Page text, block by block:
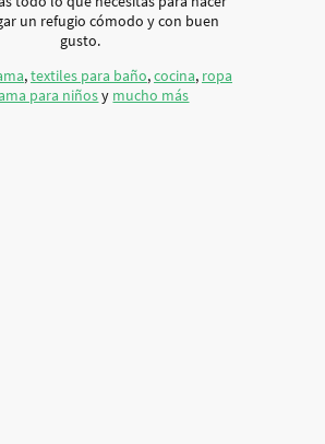
un refugio cómodo y con buen
gusto.
,textiles para baño,cocina, ropa
para niñosy mucho más